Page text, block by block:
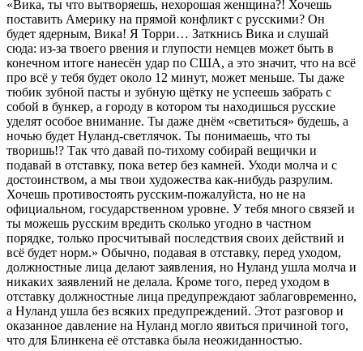
«Вика, ты что вытворяешь, нехорошая женщина?! Хочешь
поставить Америку на прямой конфликт с русскими? Он
будет ядерным, Вика! Я Торри… Заткнись Вика и слушай
сюда: из-за твоего рвения и глупости немцев может быть в
конечном итоге нанесён удар по США, а это значит, что на всё
про всё у тебя будет около 12 минут, может меньше. Ты даже
тюбик зубной пасты и зубную щётку не успеешь забрать с
собой в бункер, а городу в котором ты находишься русские
уделят особое внимание. Ты даже днём «светиться» будешь, а
ночью будет Нуланд-светлячок. Ты понимаешь, что ты
творишь!? Так что давай по-тихому собирай вещички и
подавай в отставку, пока ветер без камней. Уходи молча и с
достоинством, а мы твои художества как-нибудь разрулим.
Хочешь противостоять русским-пожалуйста, но не на
официальном, государственном уровне. У тебя много связей и
ты можешь русским вредить сколько угодно в частном
порядке, только просчитывай последствия своих действий и
всё будет норм.» Обычно, подавая в отставку, перед уходом,
должностные лица делают заявления, но Нуланд ушла молча и
никаких заявлений не делала. Кроме того, перед уходом в
отставку должностные лица предупреждают заблаговременно,
а Нуланд ушла без всяких предупреждений. Этот разговор и
оказанное давление на Нуланд могло явиться причиной того,
что для Блинкена её отставка была неожиданностью.